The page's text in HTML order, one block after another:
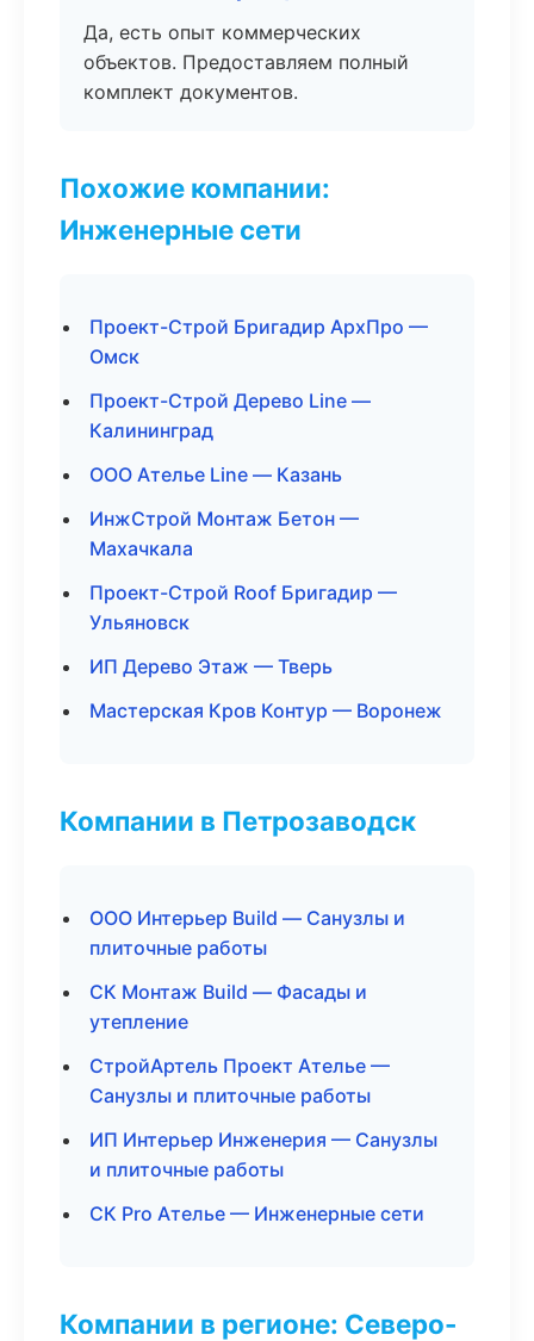
Да, есть опыт коммерческих
объектов. Предоставляем полный
комплект документов.
Похожие компании:
Инженерные сети
Проект-Строй Бригадир АрхПро —
Омск
Проект-Строй Дерево Line —
Калининград
ООО Ателье Line — Казань
ИнжСтрой Монтаж Бетон —
Махачкала
Проект-Строй Roof Бригадир —
Ульяновск
ИП Дерево Этаж — Тверь
Мастерская Кров Контур — Воронеж
Компании в Петрозаводск
ООО Интерьер Build — Санузлы и
плиточные работы
СК Монтаж Build — Фасады и
утепление
СтройАртель Проект Ателье —
Санузлы и плиточные работы
ИП Интерьер Инженерия — Санузлы
и плиточные работы
СК Pro Ателье — Инженерные сети
Компании в регионе: Северо-